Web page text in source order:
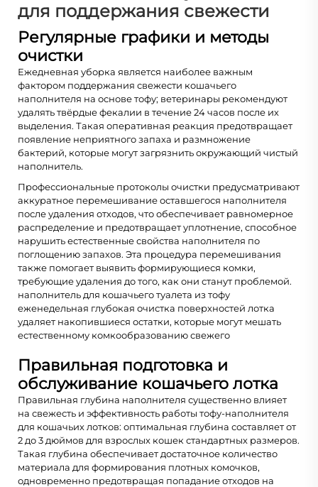
для поддержания свежести
Регулярные графики и методы
очистки
Ежедневная уборка является наиболее важным
фактором поддержания свежести кошачьего
наполнителя на основе тофу; ветеринары рекомендуют
удалять твёрдые фекалии в течение 24 часов после их
выделения. Такая оперативная реакция предотвращает
появление неприятного запаха и размножение
бактерий, которые могут загрязнить окружающий чистый
наполнитель.
Профессиональные протоколы очистки предусматривают
аккуратное перемешивание оставшегося наполнителя
после удаления отходов, что обеспечивает равномерное
распределение и предотвращает уплотнение, способное
нарушить естественные свойства наполнителя по
поглощению запахов. Эта процедура перемешивания
также помогает выявить формирующиеся комки,
требующие удаления до того, как они станут проблемой.
наполнитель для кошачьего туалета из тофу
еженедельная глубокая очистка поверхностей лотка
удаляет накопившиеся остатки, которые могут мешать
естественному комкообразованию свежего
Правильная подготовка и
обслуживание кошачьего лотка
Правильная глубина наполнителя существенно влияет
на свежесть и эффективность работы тофу-наполнителя
для кошачьих лотков: оптимальная глубина составляет от
2 до 3 дюймов для взрослых кошек стандартных размеров.
Такая глубина обеспечивает достаточное количество
материала для формирования плотных комочков,
одновременно предотвращая попадание отходов на